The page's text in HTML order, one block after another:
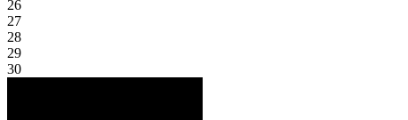
26
27
28
29
30